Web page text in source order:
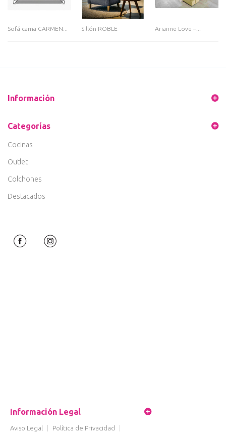
Sofá cama CARMEN... Sillón ROBLE Arianne Love –...
Información
Categorías
Cocinas
Outlet
Colchones
Destacados
Información Legal
Aviso Legal Política de Privacidad